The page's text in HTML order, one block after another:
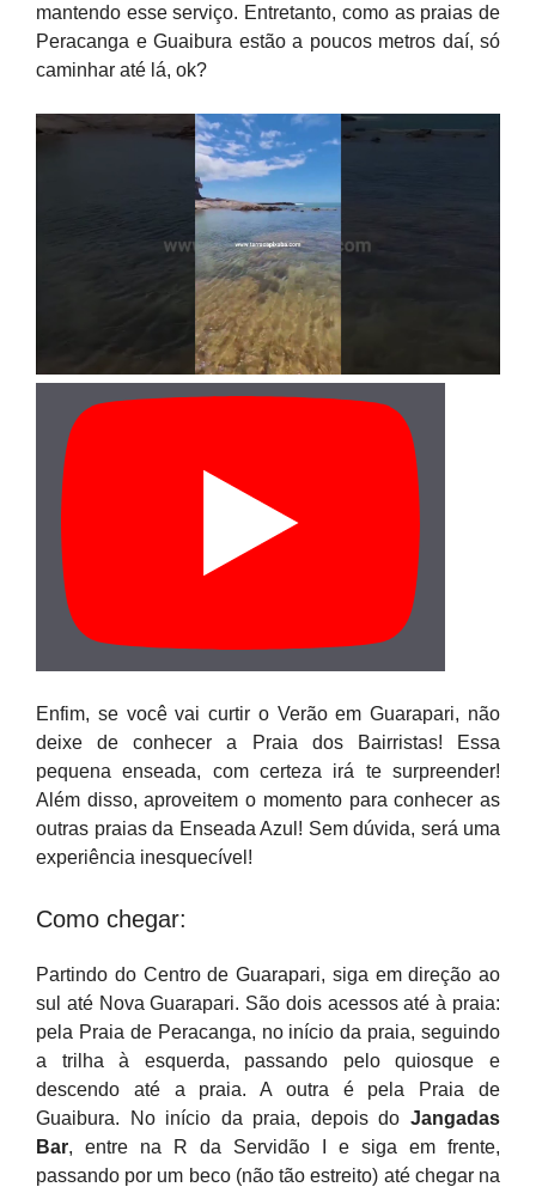
mantendo esse serviço. Entretanto, como as praias de
Peracanga e Guaibura estão a poucos metros daí, só
caminhar até lá, ok?
Enfim, se você vai curtir o Verão em Guarapari, não
deixe de conhecer a Praia dos Bairristas! Essa
pequena enseada, com certeza irá te surpreender!
Além disso, aproveitem o momento para conhecer as
outras praias da Enseada Azul! Sem dúvida, será uma
experiência inesquecível!
Como chegar:
Partindo do Centro de Guarapari, siga em direção ao
sul até Nova Guarapari. São dois acessos até à praia:
pela Praia de Peracanga, no início da praia, seguindo
a trilha à esquerda, passando pelo quiosque e
descendo até a praia. A outra é pela Praia de
Guaibura. No início da praia, depois do Jangadas
Bar, entre na R da Servidão I e siga em frente,
passando por um beco (não tão estreito) até chegar na